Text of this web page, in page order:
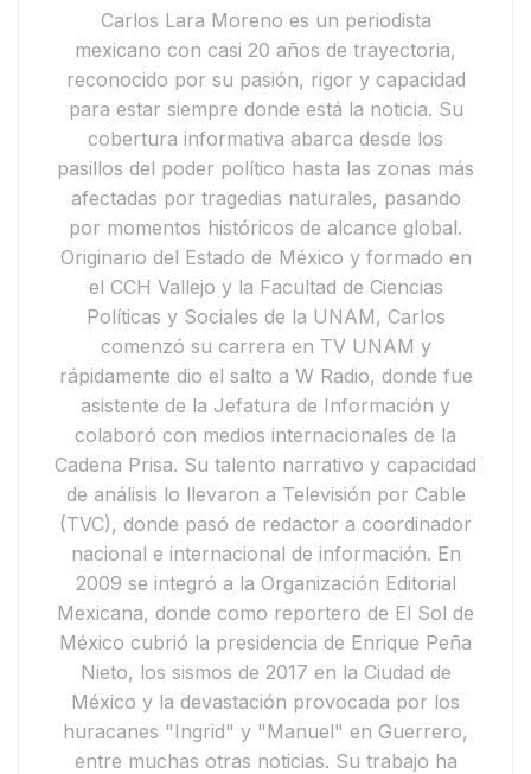
Carlos Lara Moreno es un periodista
mexicano con casi 20 años de trayectoria,
reconocido por su pasión, rigor y capacidad
para estar siempre donde está la noticia. Su
cobertura informativa abarca desde los
pasillos del poder político hasta las zonas más
afectadas por tragedias naturales, pasando
por momentos históricos de alcance global.
Originario del Estado de México y formado en
el CCH Vallejo y la Facultad de Ciencias
Políticas y Sociales de la UNAM, Carlos
comenzó su carrera en TV UNAM y
rápidamente dio el salto a W Radio, donde fue
asistente de la Jefatura de Información y
colaboró con medios internacionales de la
Cadena Prisa. Su talento narrativo y capacidad
de análisis lo llevaron a Televisión por Cable
(TVC), donde pasó de redactor a coordinador
nacional e internacional de información. En
2009 se integró a la Organización Editorial
Mexicana, donde como reportero de El Sol de
México cubrió la presidencia de Enrique Peña
Nieto, los sismos de 2017 en la Ciudad de
México y la devastación provocada por los
huracanes "Ingrid" y "Manuel" en Guerrero,
entre muchas otras noticias. Su trabajo ha